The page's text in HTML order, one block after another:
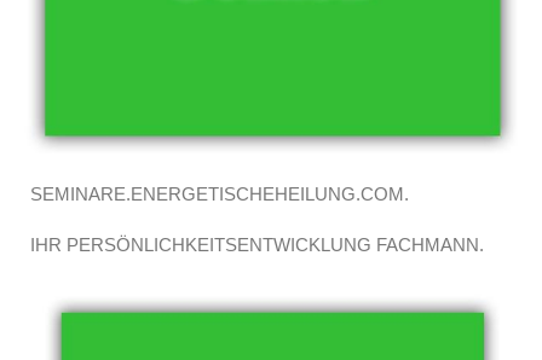
SEMINARE.ENERGETISCHEHEILUNG.COM.
IHR PERSÖNLICHKEITSENTWICKLUNG FACHMANN.